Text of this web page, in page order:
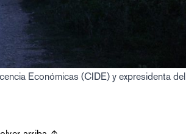
Económicas (CIDE) y expresidenta del